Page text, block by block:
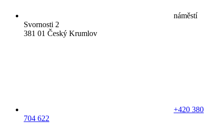
náměstí
Svornosti 2
381 01 Český Krumlov
+420 380
704 622